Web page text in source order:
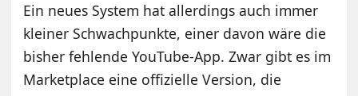
Ein neues System hat allerdings auch immer
kleiner Schwachpunkte, einer davon wäre die
bisher fehlende YouTube-App. Zwar gibt es im
Marketplace eine offizielle Version, die